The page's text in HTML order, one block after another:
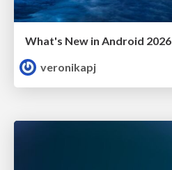
What's New in Android 2026
veronikapj